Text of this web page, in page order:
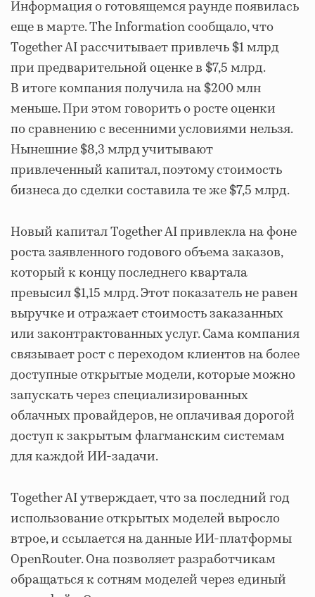
Информация о готовящемся раунде появилась
еще в марте. The Information сообщало, что
Together AI рассчитывает привлечь $1 млрд
при предварительной оценке в $7,5 млрд.
В итоге компания получила на $200 млн
меньше. При этом говорить о росте оценки
по сравнению с весенними условиями нельзя.
Нынешние $8,3 млрд учитывают
привлеченный капитал, поэтому стоимость
бизнеса до сделки составила те же $7,5 млрд.
Новый капитал Together AI привлекла на фоне
роста заявленного годового объема заказов,
который к концу последнего квартала
превысил $1,15 млрд. Этот показатель не равен
выручке и отражает стоимость заказанных
или законтрактованных услуг. Сама компания
связывает рост с переходом клиентов на более
доступные открытые модели, которые можно
запускать через специализированных
облачных провайдеров, не оплачивая дорогой
доступ к закрытым флагманским системам
для каждой ИИ-задачи.
Together AI утверждает, что за последний год
использование открытых моделей выросло
втрое, и ссылается на данные ИИ-платформы
OpenRouter. Она позволяет разработчикам
обращаться к сотням моделей через единый